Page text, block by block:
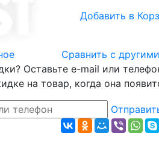
Добавить в
Сравнить с другими
Оставьте e-mail или
на товар, когда она